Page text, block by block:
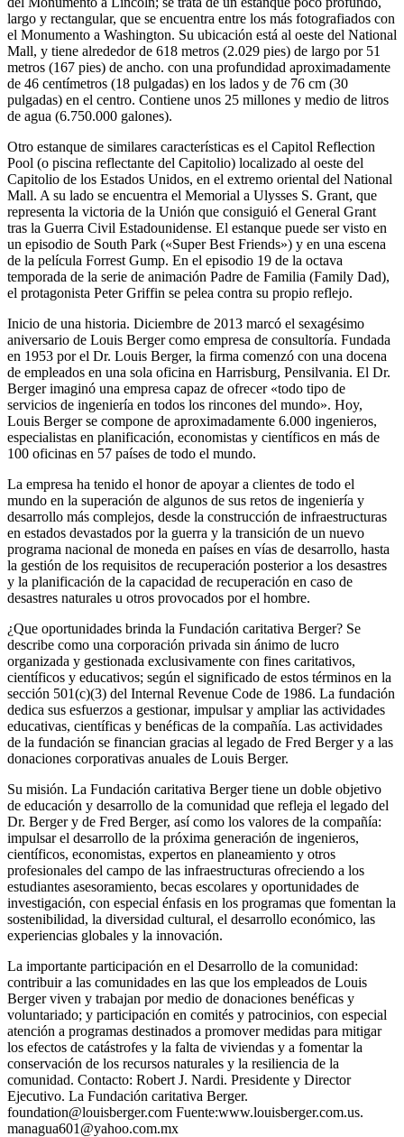
largo y rectangular, que se encuentra entre los más fotografiados con
el Monumento a Washington. Su ubicación está al oeste del National
Mall, y tiene alrededor de 618 metros (2.029 pies) de largo por 51
metros (167 pies) de ancho. con una profundidad aproximadamente
de 46 centímetros (18 pulgadas) en los lados y de 76 cm (30
pulgadas) en el centro. Contiene unos 25 millones y medio de litros
de agua (6.750.000 galones).
Otro estanque de similares características es el Capitol Reflection
Pool (o piscina reflectante del Capitolio) localizado al oeste del
Capitolio de los Estados Unidos, en el extremo oriental del National
Mall. A su lado se encuentra el Memorial a Ulysses S. Grant, que
representa la victoria de la Unión que consiguió el General Grant
tras la Guerra Civil Estadounidense. El estanque puede ser visto en
un episodio de South Park («Super Best Friends») y en una escena
de la película Forrest Gump. En el episodio 19 de la octava
temporada de la serie de animación Padre de Familia (Family Dad),
el protagonista Peter Griffin se pelea contra su propio reflejo.
Inicio de una historia. Diciembre de 2013 marcó el sexagésimo
aniversario de Louis Berger como empresa de consultoría. Fundada
en 1953 por el Dr. Louis Berger, la firma comenzó con una docena
de empleados en una sola oficina en Harrisburg, Pensilvania. El Dr.
Berger imaginó una empresa capaz de ofrecer «todo tipo de
servicios de ingeniería en todos los rincones del mundo». Hoy,
Louis Berger se compone de aproximadamente 6.000 ingenieros,
especialistas en planificación, economistas y científicos en más de
100 oficinas en 57 países de todo el mundo.
La empresa ha tenido el honor de apoyar a clientes de todo el
mundo en la superación de algunos de sus retos de ingeniería y
desarrollo más complejos, desde la construcción de infraestructuras
en estados devastados por la guerra y la transición de un nuevo
programa nacional de moneda en países en vías de desarrollo, hasta
la gestión de los requisitos de recuperación posterior a los desastres
y la planificación de la capacidad de recuperación en caso de
desastres naturales u otros provocados por el hombre.
¿Que oportunidades brinda la Fundación caritativa Berger? Se
describe como una corporación privada sin ánimo de lucro
organizada y gestionada exclusivamente con fines caritativos,
científicos y educativos; según el significado de estos términos en la
sección 501(c)(3) del Internal Revenue Code de 1986. La fundación
dedica sus esfuerzos a gestionar, impulsar y ampliar las actividades
educativas, científicas y benéficas de la compañía. Las actividades
de la fundación se financian gracias al legado de Fred Berger y a las
donaciones corporativas anuales de Louis Berger.
Su misión. La Fundación caritativa Berger tiene un doble objetivo
de educación y desarrollo de la comunidad que refleja el legado del
Dr. Berger y de Fred Berger, así como los valores de la compañía:
impulsar el desarrollo de la próxima generación de ingenieros,
científicos, economistas, expertos en planeamiento y otros
profesionales del campo de las infraestructuras ofreciendo a los
estudiantes asesoramiento, becas escolares y oportunidades de
investigación, con especial énfasis en los programas que fomentan la
sostenibilidad, la diversidad cultural, el desarrollo económico, las
experiencias globales y la innovación.
La importante participación en el Desarrollo de la comunidad:
contribuir a las comunidades en las que los empleados de Louis
Berger viven y trabajan por medio de donaciones benéficas y
voluntariado; y participación en comités y patrocinios, con especial
atención a programas destinados a promover medidas para mitigar
los efectos de catástrofes y la falta de viviendas y a fomentar la
conservación de los recursos naturales y la resiliencia de la
comunidad. Contacto: Robert J. Nardi. Presidente y Director
Ejecutivo. La Fundación caritativa Berger.
foundation@louisberger.com Fuente:www.louisberger.com.us.
managua601@yahoo.com.mx